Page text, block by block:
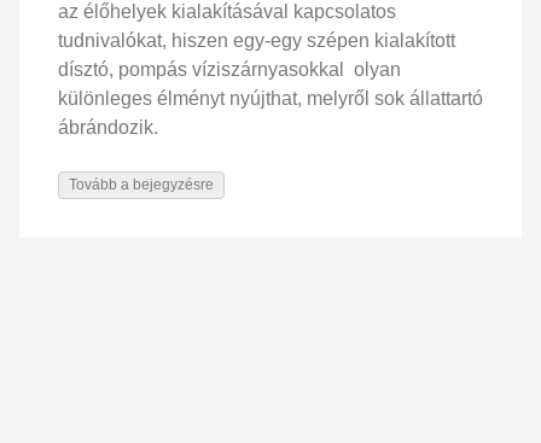
az élőhelyek kialakításával kapcsolatos
tudnivalókat, hiszen egy-egy szépen kialakított
dísztó, pompás víziszárnyasokkal olyan
különleges élményt nyújthat, melyről sok állattartó
ábrándozik.
Tovább a bejegyzésre